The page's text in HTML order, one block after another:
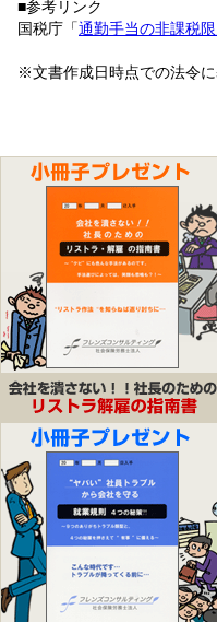
■参考リンク
国税庁「通勤手当の非課税
※文書作成日時点での法令に